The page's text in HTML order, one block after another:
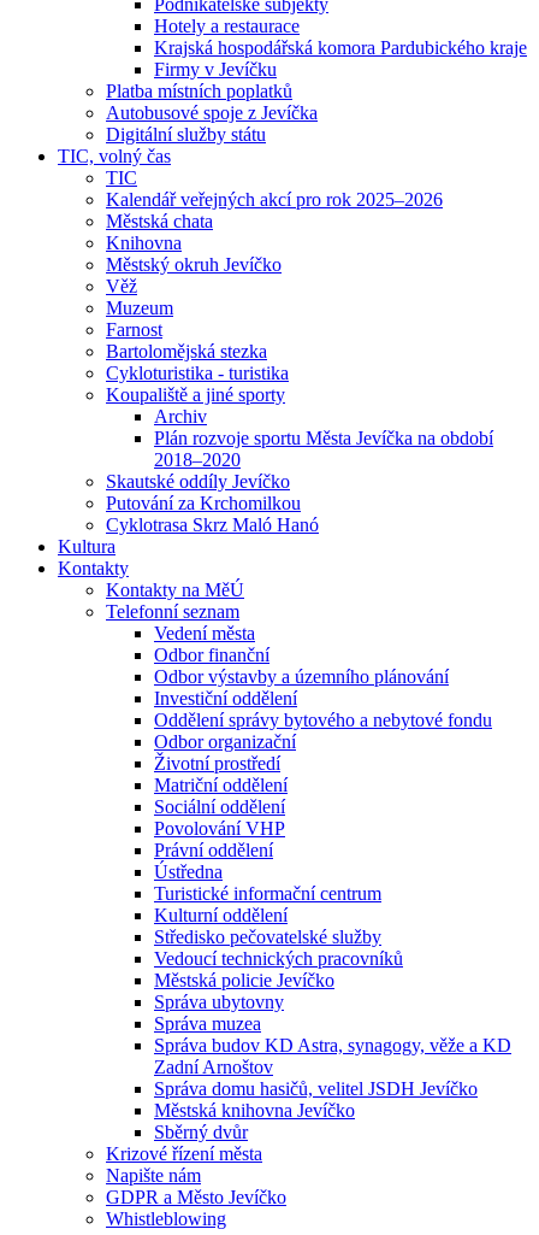
Podnikatelské subjekty
Hotely a restaurace
Krajská hospodářská komora Pardubického kraje
Firmy v Jevíčku
Platba místních poplatků
Autobusové spoje z Jevíčka
Digitální služby státu
TIC, volný čas
TIC
Kalendář veřejných akcí pro rok 2025–2026
Městská chata
Knihovna
Městský okruh Jevíčko
Věž
Muzeum
Farnost
Bartolomějská stezka
Cykloturistika - turistika
Koupaliště a jiné sporty
Archiv
Plán rozvoje sportu Města Jevíčka na období
2018–2020
Skautské oddíly Jevíčko
Putování za Krchomilkou
Cyklotrasa Skrz Maló Hanó
Kultura
Kontakty
Kontakty na MěÚ
Telefonní seznam
Vedení města
Odbor finanční
Odbor výstavby a územního plánování
Investiční oddělení
Oddělení správy bytového a nebytové fondu
Odbor organizační
Životní prostředí
Matriční oddělení
Sociální oddělení
Povolování VHP
Právní oddělení
Ústředna
Turistické informační centrum
Kulturní oddělení
Středisko pečovatelské služby
Vedoucí technických pracovníků
Městská policie Jevíčko
Správa ubytovny
Správa muzea
Správa budov KD Astra, synagogy, věže a KD
Zadní Arnoštov
Správa domu hasičů, velitel JSDH Jevíčko
Městská knihovna Jevíčko
Sběrný dvůr
Krizové řízení města
Napište nám
GDPR a Město Jevíčko
Whistleblowing